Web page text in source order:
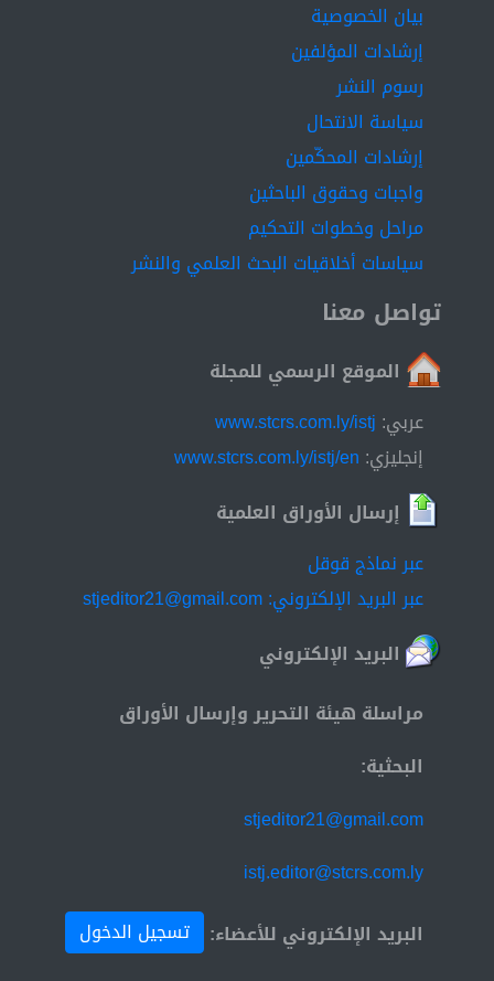
بيان الخصوصية
إرشادات المؤلفين
رسوم النشر
سياسة الانتحال
إرشادات المحكّمين
واجبات وحقوق الباحثين
مراحل وخطوات التحكيم
سياسات أخلاقيات البحث العلمي والنشر
تواصل معنا
الموقع الرسمي للمجلة
عربي: www.stcrs.com.ly/istj
إنجليزي: www.stcrs.com.ly/istj/en
إرسال الأوراق العلمية
عبر نماذج قوقل
عبر البريد الإلكتروني: stjeditor21@gmail.com
البريد الإلكتروني
مراسلة هيئة التحرير وإرسال الأوراق
البحثية:
stjeditor21@gmail.com
istj.editor@stcrs.com.ly
البريد الإلكتروني للأعضاء:
تسجيل الدخول